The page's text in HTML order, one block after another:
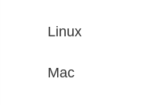
Linux
Mac